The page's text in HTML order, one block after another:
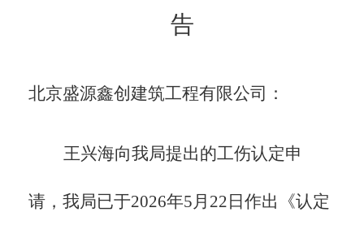
告
北京盛源鑫创建筑工程有限公司：
王兴海向我局提出的工伤认定申
请， 我局已于2026年5月22日作出 《认定